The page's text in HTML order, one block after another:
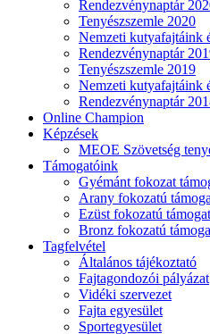
Rendezvénynaptár
Tenyészszemle 2020
Nemzeti kutyafajtáink
Rendezvénynaptár
Tenyészszemle 2019
Nemzeti kutyafajtáink
Rendezvénynaptár
Online Champion
Képzések
MEOE Szövetség
Támogatóink
Gyémánt fokozat
Arany fokozatú
Ezüst fokozatú
Bronz fokozatú
Tagfelvétel
Általános tájékoztató
Fajtagondozói pályázat
Vidéki szervezet
Fajta egyesület
Sportegyesület